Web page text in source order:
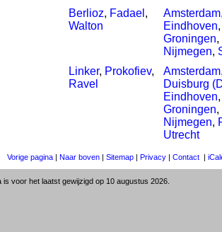
Berlioz, Fadael ,
Walton
Amsterdam
Eindhoven
Groningen,
Nijmegen,
Linker, Prokofiev,
Ravel
Amsterdam
Duisburg
Eindhoven
Groningen,
Nijmegen,
Utrecht
Vorige pagina | Naar boven | Sitemap | Privacy | Contact |
is voor het laatst gewijzigd op 10 augustus 2026.